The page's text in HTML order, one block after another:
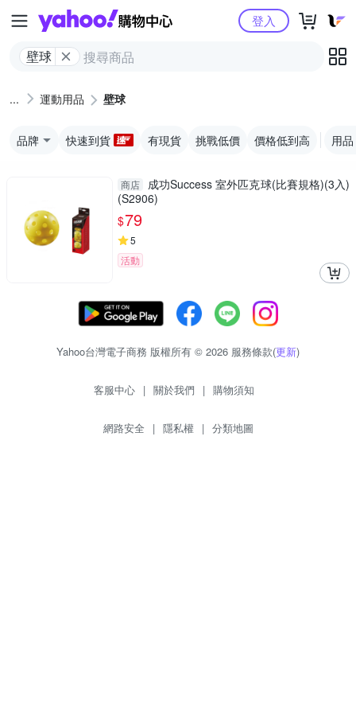
Yahoo購物中心
壁球
登入
運動用品 壁球
品牌 快速到貨 有現貨 挑戰低價 價格低到高 用品
商店
成功Success 室外匹克球(比賽規格)(3入)
(S2906)
$79
5
活動
Yahoo台灣電子商務 版權所有 © 2026 服務條款(更新)
客服中心 | 關於我們 | 購物須知
網路安全 | 隱私權 | 分類地圖